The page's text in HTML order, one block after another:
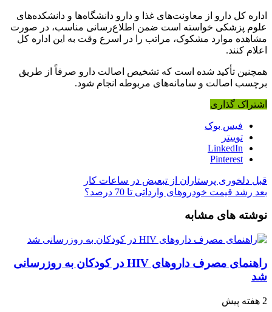
اداره کل دارو از معاونت‌های غذا و دارو دانشگاه‌ها و دانشکده‌های
علوم پزشکی خواسته است ضمن اطلاع‌رسانی مناسب، در صورت
مشاهده موارد مشکوک، مراتب را در اسرع وقت به این اداره کل
اعلام کنند.
همچنین تأکید شده است که تشخیص اصالت دارو صرفاً از طریق
برچسب اصالت و سامانه‌های مربوطه انجام شود.
اشتراک گذاری
فیس بوک
توییتر
LinkedIn
Pinterest
قبل دلخوری پرستاران از تبعیض در ساعات کار
بعد رشد قیمت خودروهای وارداتی تا 70 درصد؟
نوشته های مشابه
راهنمای مصرف داروهای HIV در کودکان به روزرسانی
شد
2 هفته پیش